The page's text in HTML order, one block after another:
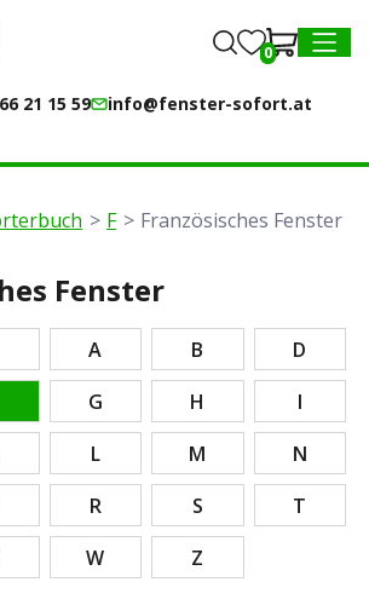
MENU
21 15 59 info@fenster-sofort.at
0
F Französisches Fenster
Fenster
A B
D
G H
I
L M
N
R S
T
W Z